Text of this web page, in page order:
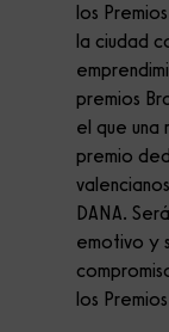
los
la ciudad
premios
el que
premio
DANA.
emotivo y
los